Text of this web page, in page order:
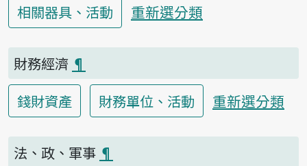
相關器具、活動
重新選分類
財務經濟 ¶
錢財資產
財務單位、活動 重新選分類
法、政、軍事 ¶